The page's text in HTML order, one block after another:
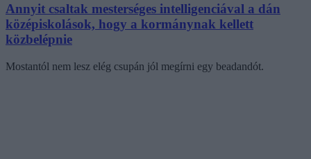
Annyit csaltak mesterséges intelligenciával a dán
középiskolások, hogy a kormánynak kellett
közbelépnie
Mostantól nem lesz elég csupán jól megírni egy beadandót.